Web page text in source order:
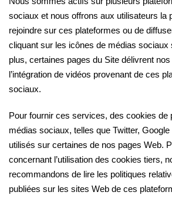
sociaux et nous offrons aux utilisateurs la
rejoindre sur ces plateformes ou de
cliquant sur les icônes de médias sociaux
plus, certaines pages du Site délivrent
l’intégration de vidéos provenant de ces
sociaux.
Pour fournir ces services, des cookies de
médias sociaux, telles que Twitter,
utilisés sur certaines de nos pages Web.
concernant l’utilisation des cookies tiers,
recommandons de lire les politiques
publiées sur les sites Web de ces